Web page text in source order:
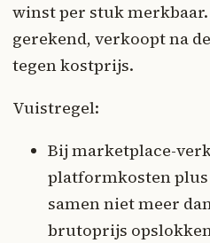
winst per stuk
gerekend, verkoopt na
tegen kostprijs.
Vuistregel:
Bij marketplace-
platformkosten
samen niet meer
brutoprijs